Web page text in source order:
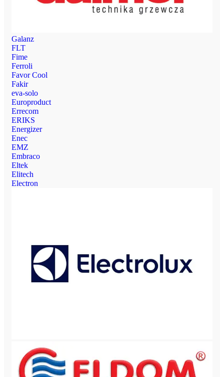
Galanz
FLT
Fime
Ferroli
Favor Cool
Fakir
eva-solo
Europroduct
Errecom
ERIKS
Energizer
Enec
EMZ
Embraco
Eltek
Elitech
Electron